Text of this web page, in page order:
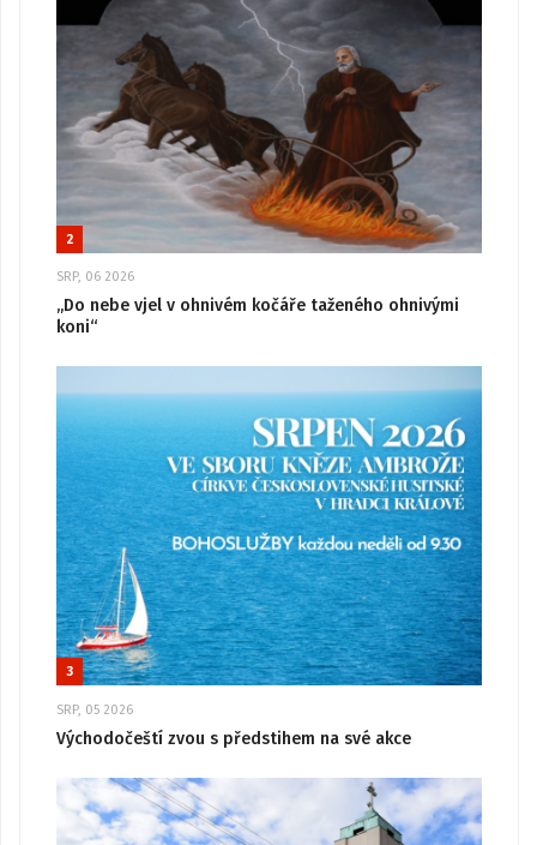
2
SRP, 06 2026
„Do nebe vjel v ohnivém kočáře taženého ohnivými
koni“
3
SRP, 05 2026
Východočeští zvou s předstihem na své akce